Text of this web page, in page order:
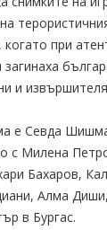
при
загинаха
и
е Севда
с Милена
Бахаров,
Алма
в Бургас.